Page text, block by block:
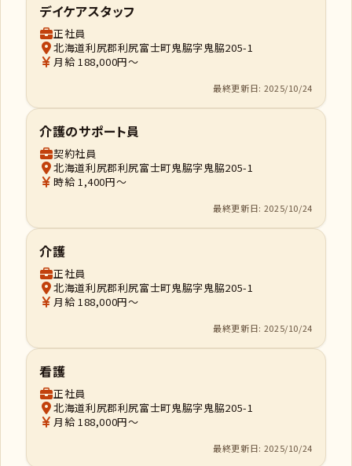
デイケアスタッフ
正社員
北海道利尻郡利尻富士町鬼脇字鬼脇205-1
月給 188,000円～
最終更新日: 2025/10/24
介護のサポート員
契約社員
北海道利尻郡利尻富士町鬼脇字鬼脇205-1
時給 1,400円～
最終更新日: 2025/10/24
介護
正社員
北海道利尻郡利尻富士町鬼脇字鬼脇205-1
月給 188,000円～
最終更新日: 2025/10/24
看護
正社員
北海道利尻郡利尻富士町鬼脇字鬼脇205-1
月給 188,000円～
最終更新日: 2025/10/24